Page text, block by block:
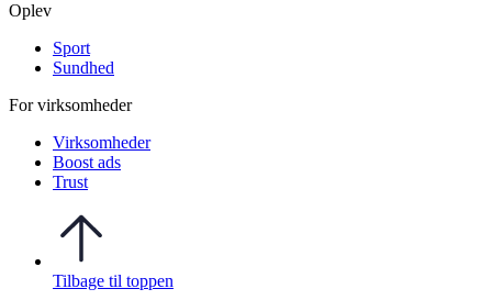
Oplev
Sport
Sundhed
For virksomheder
Virksomheder
Boost ads
Trust
Tilbage til toppen